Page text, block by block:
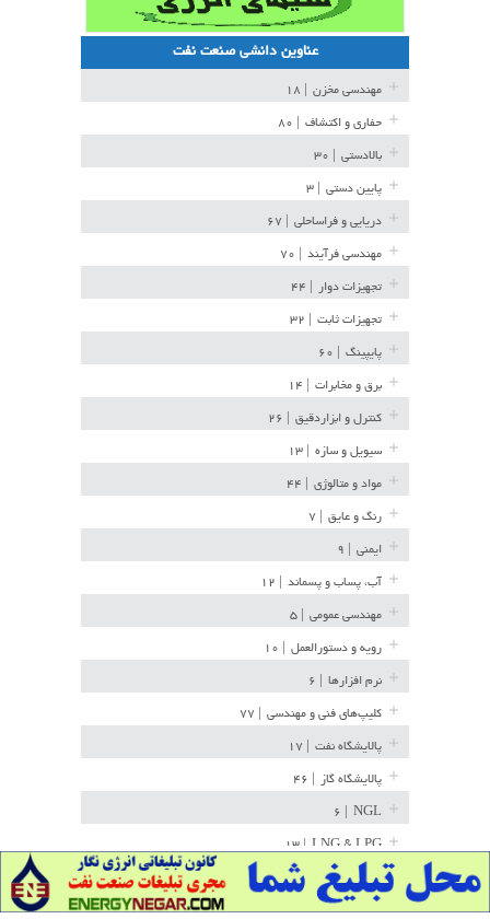
عناوین دانشی صنعت نفت
مهندسی مخزن
حفاری و اکتشاف
بالادستی
پایین دستی
دریایی و فراساحلی
مهندسی فرآیند
تجهیزات دوار
تجهیزات ثابت
پایپینگ
برق و مخابرات
کنترل و ابزاردقیق
سیویل و سازه
مواد و متالوژی
رنگ و عایق
ایمنی
آب، پساب و پسماند
مهندسی عمومی
رویه و دستورالعمل
نرم افزارها
کلیپ‌های فنی و مهندسی
پالایشگاه نفت
پالایشگاه گاز
NGL
LNG & LPG | ۱۳
خط لوله | ۳۶
مخازن ذخیره | ۱۵